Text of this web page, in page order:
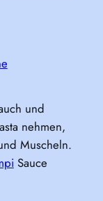
und
nehmen,
Muscheln.
Sauce